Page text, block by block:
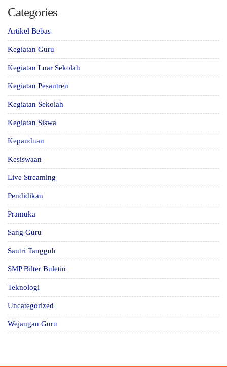
Categories
Artikel Bebas
Kegiatan Guru
Kegiatan Luar Sekolah
Kegiatan Pesantren
Kegiatan Sekolah
Kegiatan Siswa
Kepanduan
Kesiswaan
Live Streaming
Pendidikan
Pramuka
Sang Guru
Santri Tangguh
SMP Bilter Buletin
Teknologi
Uncategorized
Wejangan Guru